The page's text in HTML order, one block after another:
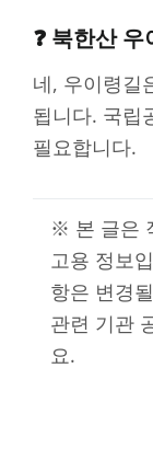
❓ 북한산
네, 우이령길
됩니다. 국립
필요합니다.
※ 본 글은
고용 정보
항은 변경
관련 기관
요.